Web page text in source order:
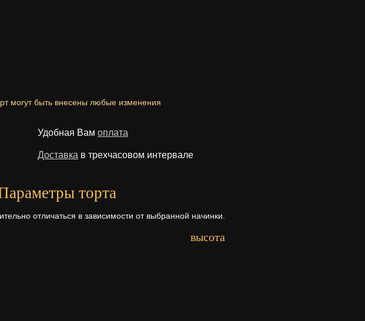
могут быть внесены любые изменения
Удобная Вам оплата
Доставка в трехчасовом интервале
торта
отличаться в зависимости от выбранной начинки.
высота